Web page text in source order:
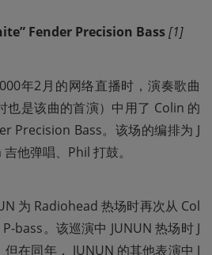
Fender Precision Bass [1]
年2月的网络直播时，演奏歌曲
也是该曲的首演）中用了 Colin 的
Precision Bass。该场的编排为 J
他弹唱、Phil 打鼓。
为 Radiohead 热场时再次从 Col
bass。该巡演中 JUNUN 热场时 J
在同年， JUNUN 的其他表演中 J